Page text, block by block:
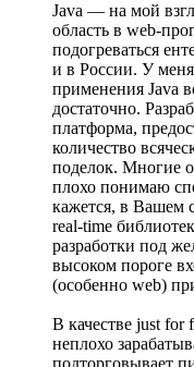
Java — на мой
область в web-
подогреваться
и в России. У
применения Java
достаточно.
платформа,
количество
поделок. Многие
плохо понимаю
кажется, в Вашем
real-time
разработки под
высоком пороге
(особенно web)
В качестве just for
неплохо
подторговывает